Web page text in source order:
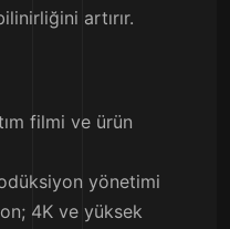
artırır.
filmi ve ürün
yönetimi
4K ve yüksek